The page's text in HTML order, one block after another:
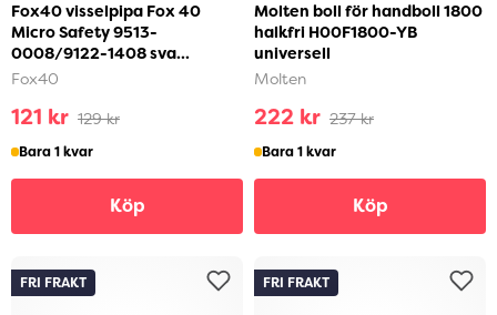
Fox40 visselpipa Fox 40
Micro Safety 9513-
0008/9122-1408 sva...
Fox40
121 kr 129 kr
Bara 1 kvar
Köp
Molten boll för handboll 1800
halkfri H00F1800-YB
universell
Molten
222 kr 237 kr
Bara 1 kvar
Köp
FRI FRAKT FRI FRAKT